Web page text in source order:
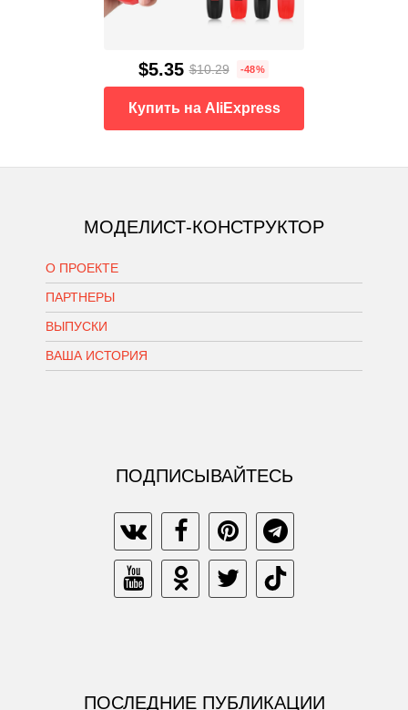
$5.35 $10.29 -48%
Купить на AliExpress
МОДЕЛИСТ-КОНСТРУКТОР
О ПРОЕКТЕ
ПАРТНЕРЫ
ВЫПУСКИ
ВАША ИСТОРИЯ
ПОДПИСЫВАЙТЕСЬ
ПОСЛЕДНИЕ ПУБЛИКАЦИИ